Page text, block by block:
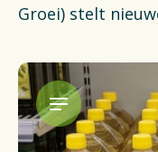
Groei) stelt